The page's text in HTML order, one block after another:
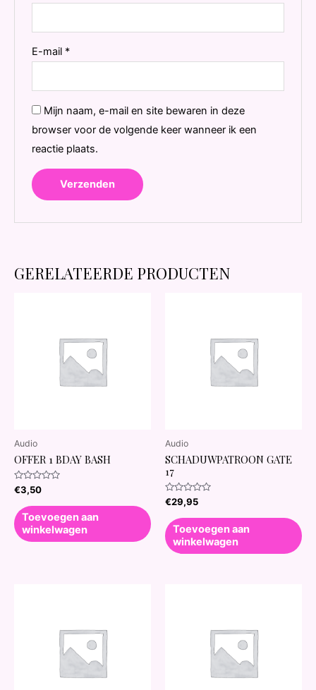
E-mail *
Mijn naam, e-mail en site bewaren in deze
browser voor de volgende keer wanneer ik een
reactie plaats.
GERELATEERDE PRODUCTEN
Audio
OFFER 1 BDAY BASH
Waardering
0
5
€3,50
Toevoegen aan
winkelwagen
Audio
SCHADUWPATROON GATE
17
Waardering
0
5
€29,95
Toevoegen aan
winkelwagen